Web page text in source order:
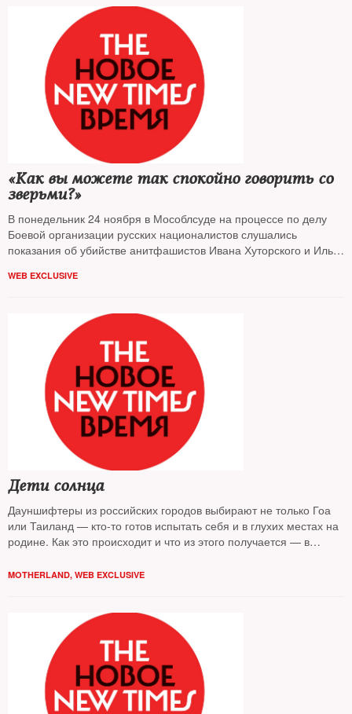
«Как вы можете так спокойно говорить со
зверьми?»
В понедельник 24 ноября в Мособлсуде на процессе по делу
Боевой организации русских националистов слушались
показания об убийстве анитфашистов Ивана Хуторского и Ильи
спокойствие и даже позволяли себе выпады в адрес
WEB EXCLUSIVE
Дети солнца
Дауншифтеры из российских городов выбирают не только Гоа
или Таиланд — кто-то готов испытать себя и в глухих местах на
родине. Как это происходит и что из этого получается — в
MOTHERLAND, WEB EXCLUSIVE